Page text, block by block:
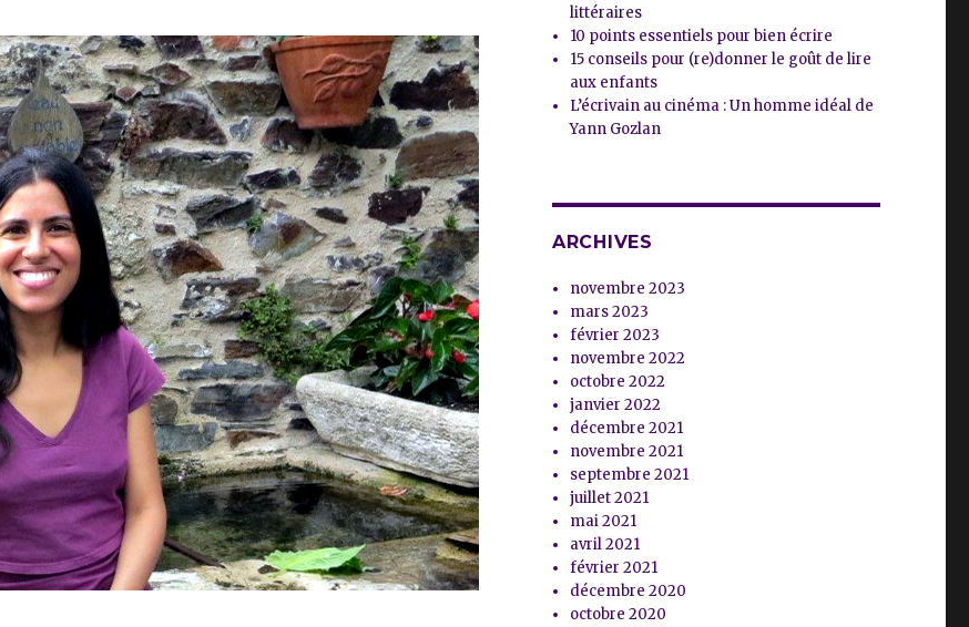
littéraires
10 points essentiels pour bien écrire
15 conseils pour (re)donner le goût de lire
aux enfants
L’écrivain au cinéma : Un homme idéal de
Yann Gozlan
ARCHIVES
novembre 2023
mars 2023
février 2023
novembre 2022
octobre 2022
janvier 2022
décembre 2021
novembre 2021
septembre 2021
juillet 2021
mai 2021
avril 2021
février 2021
décembre 2020
octobre 2020